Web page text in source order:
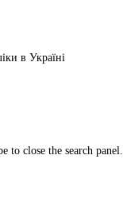
в Україні
to close the search panel.